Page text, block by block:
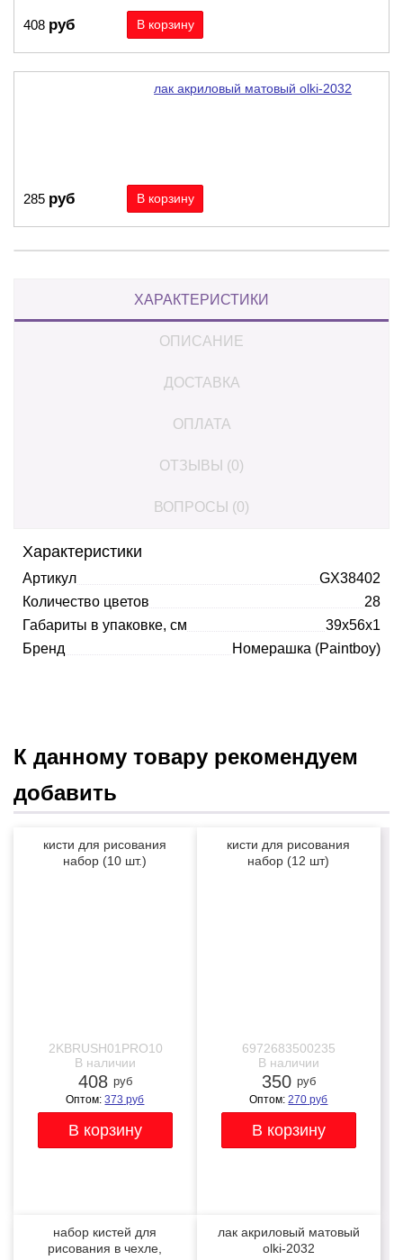
408 руб
лак акриловый матовый olki-2032
285 руб
ХАРАКТЕРИСТИКИ
ОПИСАНИЕ
ДОСТАВКА
ОПЛАТА
ОТЗЫВЫ (0)
ВОПРОСЫ (0)
Характеристики
Артикул
GX38402
Количество цветов
28
Габариты в упаковке, см
39x56x1
Бренд
Номерашка (Paintboy)
К данному товару рекомендуем
добавить
кисти для рисования
набор (10 шт.)
2KBRUSH01PRO10
В наличии
408 руб
Оптом:373 руб
кисти для рисования
набор (12 шт)
6972683500235
В наличии
350 руб
Оптом:270 руб
набор кистей для
рисования в чехле,
лак акриловый матовый
olki-2032